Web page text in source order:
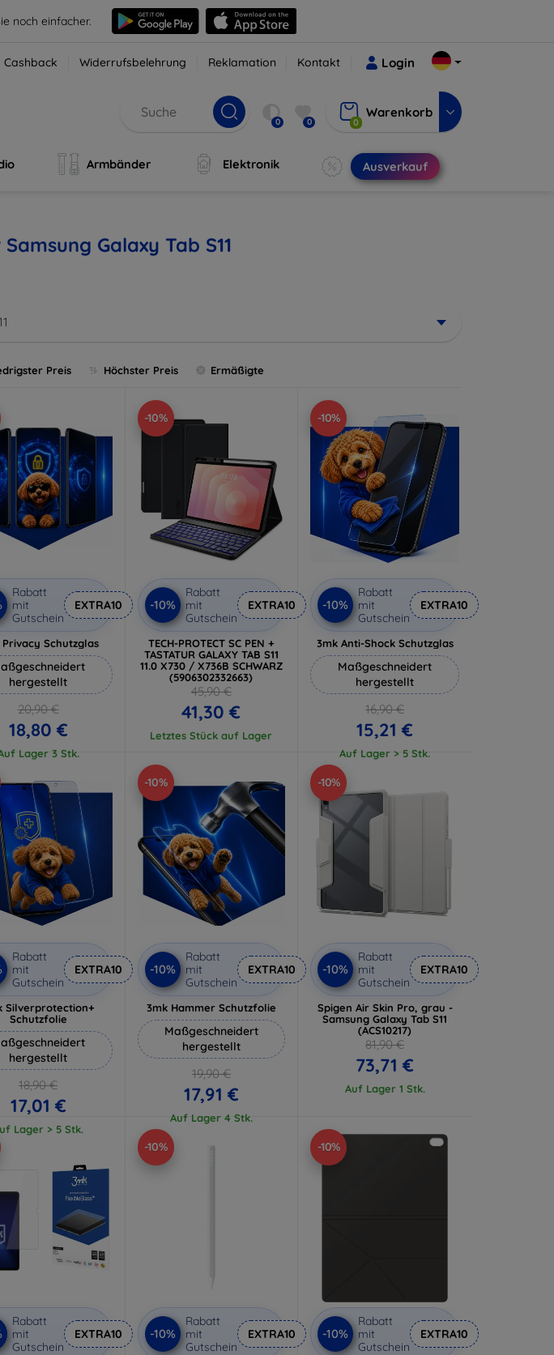
noch einfacher.
Cashback Widerrufsbelehrung Reklamation Kontakt Login
0 0 0
Warenkorb
Armbänder Elektronik Ausverkauf
Galaxy Tab S11
Preis Höchster Preis Ermäßigte
Rabatt
mit
Gutschein
EXTRA10
Privacy Schutzglas
hergestellt
20,90 €
18,80 €
Lager 3 Stk.
-10%
-10%
Rabatt
mit
Gutschein
EXTRA10
TECH-PROTECT SC PEN +
TASTATUR GALAXY TAB S11
11.0 X730 / X736B SCHWARZ
(5906302332663)
45,90 €
41,30 €
Letztes Stück auf Lager
-10%
-10%
Rabatt
mit
Gutschein
EXTRA10
3mk Anti-Shock Schutzglas
Maßgeschneidert
hergestellt
16,90 €
15,21 €
Auf Lager > 5 Stk.
Rabatt
mit
Gutschein
EXTRA10
Silverprotection+
Schutzfolie
hergestellt
18,90 €
17,01 €
Lager > 5 Stk.
-10%
-10%
Rabatt
mit
Gutschein
EXTRA10
3mk Hammer Schutzfolie
Maßgeschneidert
hergestellt
19,90 €
17,91 €
Auf Lager 4 Stk.
-10%
-10%
Rabatt
mit
Gutschein
EXTRA10
Spigen Air Skin Pro, grau -
Samsung Galaxy Tab S11
(ACS10217)
81,90 €
73,71 €
Auf Lager 1 Stk.
Rabatt
mit
Gutschein
EXTRA10
-10%
-10%
Rabatt
mit
Gutschein
EXTRA10
-10%
-10%
Rabatt
mit
Gutschein
EXTRA10